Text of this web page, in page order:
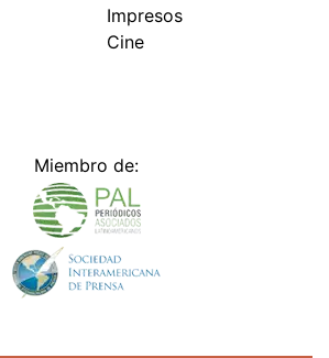
Impresos
Cine
Miembro de: